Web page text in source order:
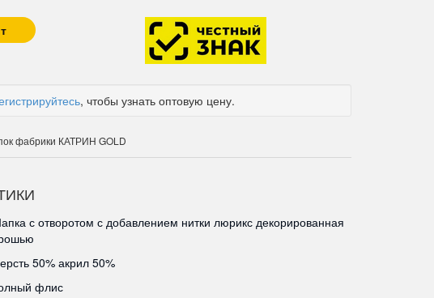
, чтобы узнать оптовую цену.
фабрики КАТРИН GOLD
с отворотом с добавлением нитки люрикс декорированная
50% акрил 50%
флис